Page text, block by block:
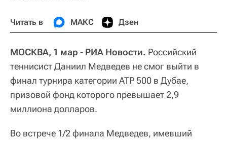
Читать в МАКС Дзен
МОСКВА, 1 мар - РИА Новости. Российский
теннисист Даниил Медведев не смог выйти в
финал турнира категории ATP 500 в Дубае,
призовой фонд которого превышает 2,9
миллиона долларов.
Во встрече 1/2 финала Медведев, имевший